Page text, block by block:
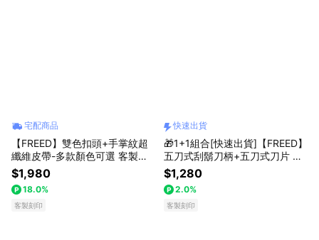
宅配商品
【FREED】雙色扣頭+手掌紋超
纖維皮帶-多款顏色可選 客製化
刻字 生日禮物 送禮推薦 男生禮
物 禮物獨家 新品上市 送給男生
真皮皮帶 上班族禮物 巨蟹座 獅
子座
$1,980
18.0%
客製刻印
快速出貨
🎁1+1組合[快速出貨]【FREED】
五刀式刮鬍刀柄+五刀式刀片 客
製化刻字 生日禮物 送禮推薦 男
生禮物 巨蟹座 禮物獨家 新品上
市 送給男生 男友禮物 壽星禮物
獅子座
$1,280
2.0%
客製刻印